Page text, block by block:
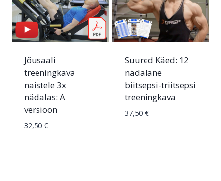
Jõusaali
treeningkava
naistele 3x
nädalas: A
versioon
32,50 €
Suured Käed: 12
nädalane
biitsepsi-triitsepsi
treeningkava
37,50 €